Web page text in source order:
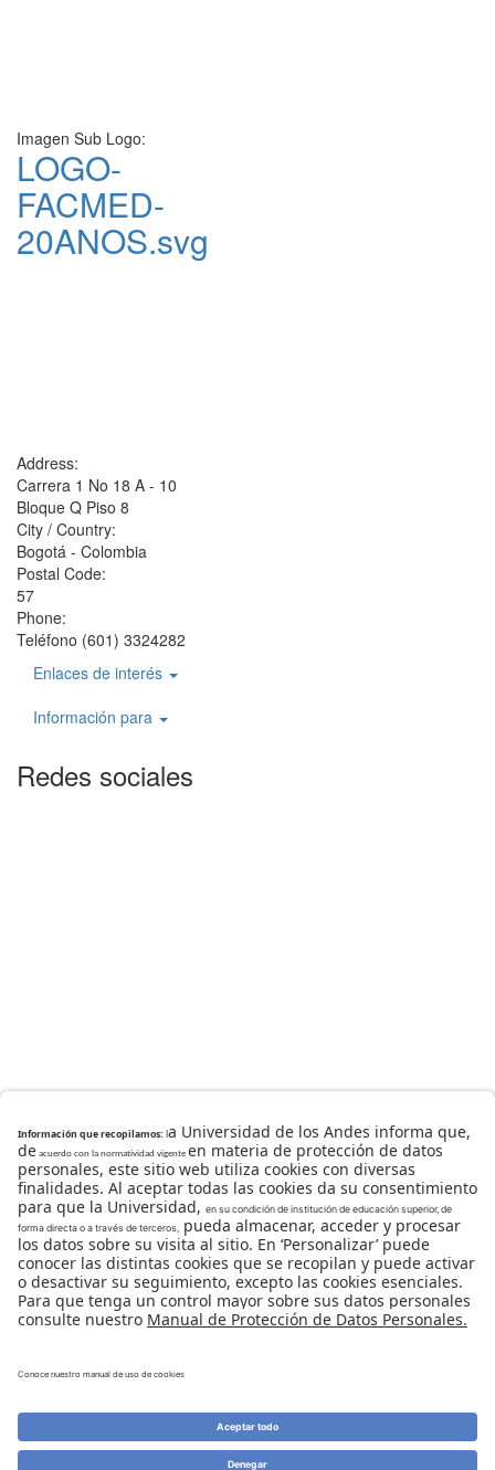
Imagen Sub Logo:
LOGO-
FACMED-
20ANOS.svg
Address:
Carrera 1 No 18 A - 10
Bloque Q Piso 8
City / Country:
Bogotá - Colombia
Postal Code:
57
Phone:
Teléfono (601) 3324282
Enlaces de interés
Información para
Redes sociales
de mayo de 1964.
Reconocimiento personería jurídica: Resolución 28 del